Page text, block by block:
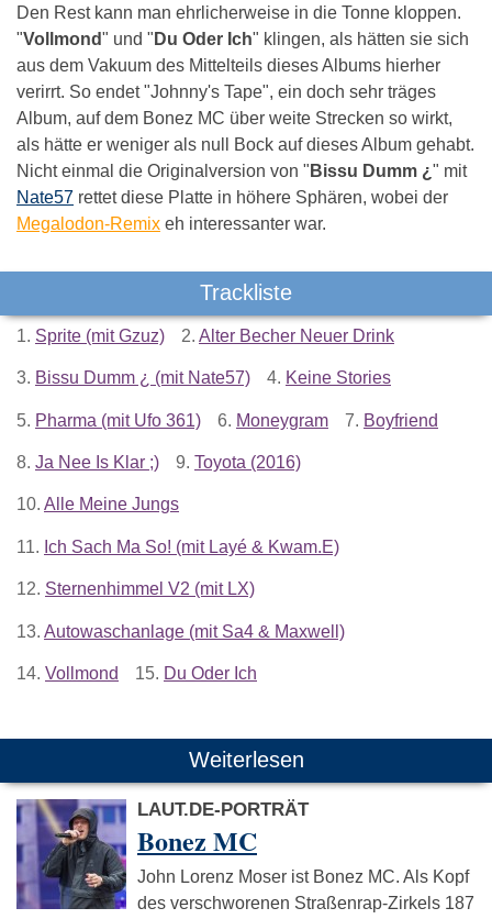
Den Rest kann man ehrlicherweise in die Tonne kloppen.
"Vollmond" und " Du Oder Ich" klingen, als hätten sie sich
aus dem Vakuum des Mittelteils dieses Albums hierher
verirrt. So endet "Johnny's Tape", ein doch sehr träges
Album, auf dem Bonez MC über weite Strecken so wirkt,
als hätte er weniger als null Bock auf dieses Album gehabt.
Nicht einmal die Originalversion von " Bissu Dumm ¿" mit
Nate57 rettet diese Platte in höhere Sphären, wobei der
Megalodon-Remix eh interessanter war.
Trackliste
1. Sprite (mit Gzuz) 2. Alter Becher Neuer Drink
3. Bissu Dumm ¿ (mit Nate57) 4. Keine Stories
5. Pharma (mit Ufo 361) 6. Moneygram 7. Boyfriend
8. Ja Nee Is Klar ;) 9. Toyota (2016)
10. Alle Meine Jungs
11. Ich Sach Ma So! (mit Layé & Kwam.E)
12. Sternenhimmel V2 (mit LX)
13. Autowaschanlage (mit Sa4 & Maxwell)
14. Vollmond 15. Du Oder Ich
Weiterlesen
LAUT.DE-PORTRÄT
Bonez MC
John Lorenz Moser ist Bonez MC. Als Kopf
des verschworenen Straßenrap-Zirkels 187